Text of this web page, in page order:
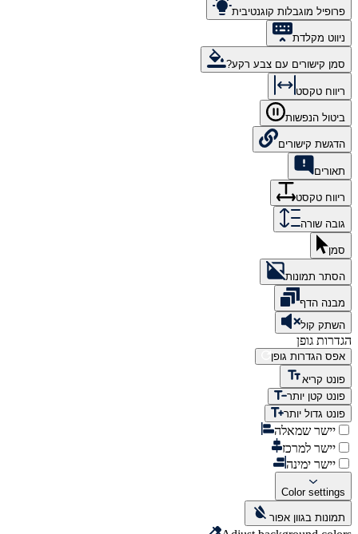
פרופיל מוגבלות קוגנטיבית
ניווט מקלדת
סמן קישורים עם צבע רקע?
ריווח טקסט
ביטול הנפשות
הדגשת קישורים
תאורים
ריווח טקסט
גובה שורה
סמן
הסתר תמונות
מבנה הדף
השתק קול
הגדרות גופן
אפס הגדרות גופן
פונט קריא
פונט קטן יותר
פונט גדול יותר
יישר שמאלה
יישר למרכז
יישר ימינה
Color settings
תמונות בגוון אפור